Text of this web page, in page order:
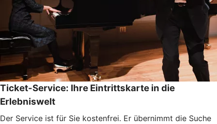
Ticket-Service: Ihre Eintrittskarte in die
Erlebniswelt
Der Service ist für Sie kostenfrei. Er übernimmt die Suche